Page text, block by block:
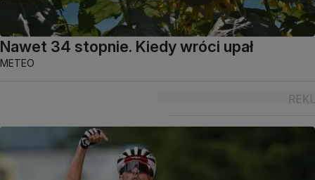
Nawet 34 stopnie. Kiedy wróci upał
METEO